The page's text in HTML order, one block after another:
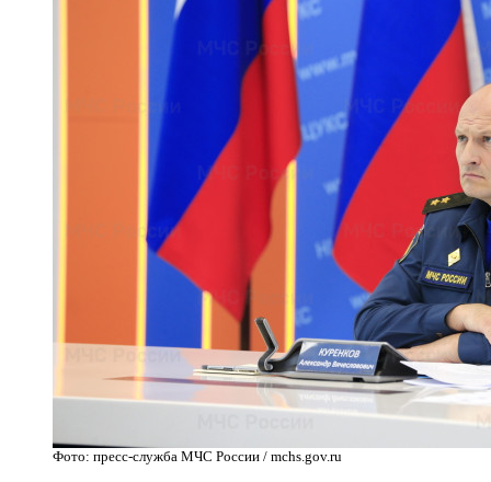
Фото: пресс-служба МЧС России / mchs.gov.ru